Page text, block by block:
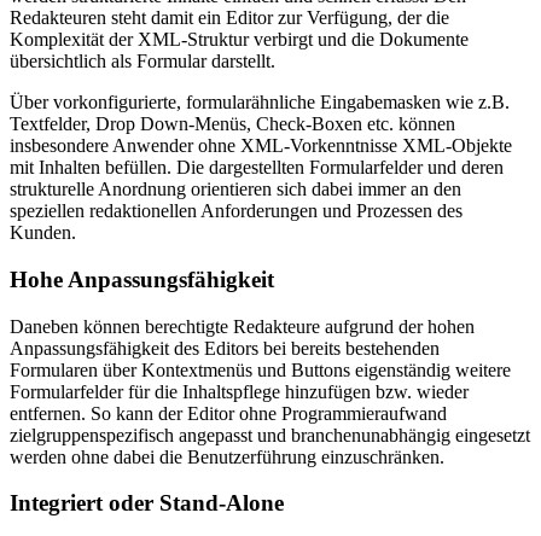
Redakteuren steht damit ein Editor zur Verfügung, der die
Komplexität der XML-Struktur verbirgt und die Dokumente
übersichtlich als Formular darstellt.
Über vorkonfigurierte, formularähnliche Eingabemasken wie z.B.
Textfelder, Drop Down-Menüs, Check-Boxen etc. können
insbesondere Anwender ohne XML-Vorkenntnisse XML-Objekte
mit Inhalten befüllen. Die dargestellten Formularfelder und deren
strukturelle Anordnung orientieren sich dabei immer an den
speziellen redaktionellen Anforderungen und Prozessen des
Kunden.
Hohe Anpassungsfähigkeit
Daneben können berechtigte Redakteure aufgrund der hohen
Anpassungsfähigkeit des Editors bei bereits bestehenden
Formularen über Kontextmenüs und Buttons eigenständig weitere
Formularfelder für die Inhaltspflege hinzufügen bzw. wieder
entfernen. So kann der Editor ohne Programmieraufwand
zielgruppenspezifisch angepasst und branchenunabhängig eingesetzt
werden ohne dabei die Benutzerführung einzuschränken.
Integriert oder Stand-Alone